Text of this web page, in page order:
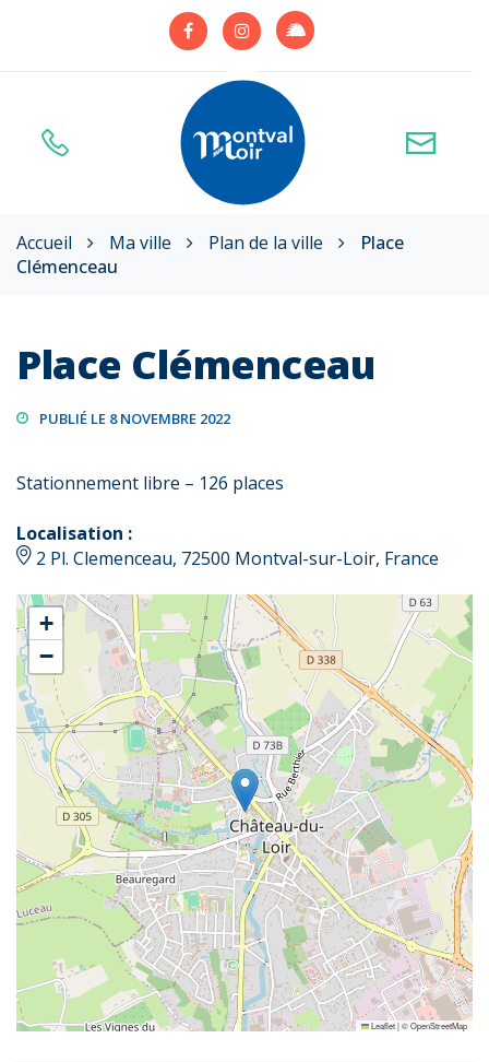
Lien
compte
Facebook
Lien
le
compte
Instagram
Lien
compte
Illiwap
Accueil Ma ville Plan de la ville
Place
Clémenceau
Place Clémenceau
PUBLIÉ LE 8 NOVEMBRE 2022
Stationnement libre – 126 places
Localisation :
2 Pl. Clemenceau, 72500 Montval-sur-Loir, France
+
−
Leaflet|©OpenStreetMap